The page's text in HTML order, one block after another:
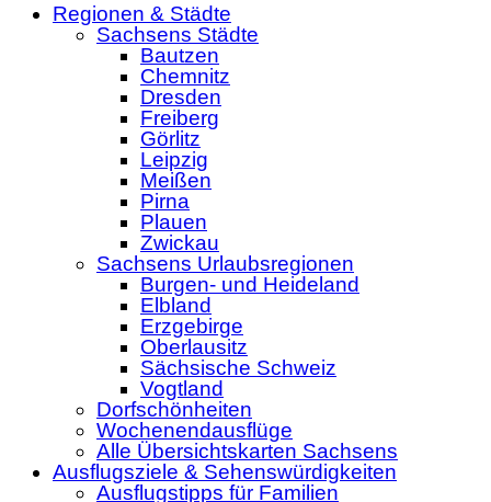
Regionen & Städte
Sachsens Städte
Bautzen
Chemnitz
Dresden
Freiberg
Görlitz
Leipzig
Meißen
Pirna
Plauen
Zwickau
Sachsens Urlaubsregionen
Burgen- und Heideland
Elbland
Erzgebirge
Oberlausitz
Sächsische Schweiz
Vogtland
Dorfschönheiten
Wochenendausflüge
Alle Übersichtskarten Sachsens
Ausflugsziele & Sehenswürdigkeiten
Ausflugstipps für Familien